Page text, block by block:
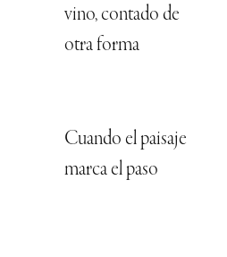
vino, contado de
otra forma
Cuando el paisaje
marca el paso